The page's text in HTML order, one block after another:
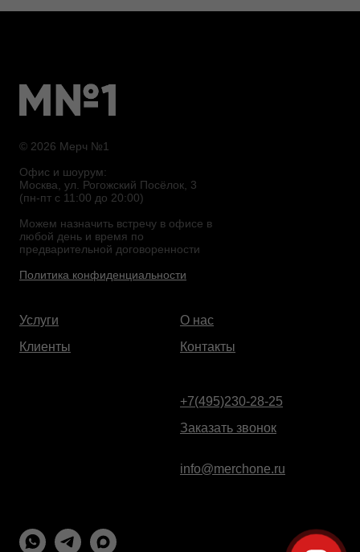
© 2026 Мерч №1
Офис и шоурум:
Москва, ул. Рогожский Посёлок, 3
(пн-пт с 11:00 до 20:00)
Можем назначить встречу в офисе в
любой день и время по
предварительной договоренности
Политика конфиденциальности
Услуги
Клиенты
О нас
Контакты
+7(495)230-28-25
Заказать звонок
info@merchone.ru